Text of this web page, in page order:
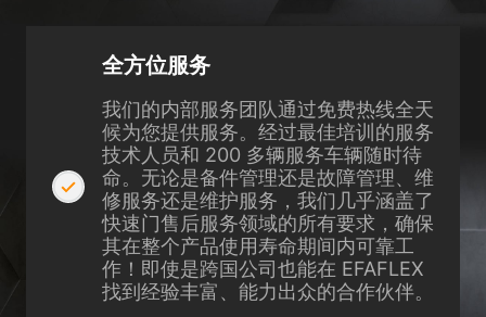
全方位服务
我们的内部服务团队通过免费热线全天
候为您提供服务。经过最佳培训的服务
技术人员和 200 多辆服务车辆随时待
命。无论是备件管理还是故障管理、维
修服务还是维护服务，我们几乎涵盖了
快速门售后服务领域的所有要求，确保
其在整个产品使用寿命期间内可靠工
作！即使是跨国公司也能在 EFAFLEX
找到经验丰富、能力出众的合作伙伴。
them are essential, while others help us to improve this website
and your experience. Personal data may be processed (e.g. IP
and content measurement. You can find more information about
the use of your data in our privacy policy.
Here you will find an overview of all cookies used. You can give
your consent to whole categories or display further information
and select certain cookies.
Accept all Save
Accept only essential cookies